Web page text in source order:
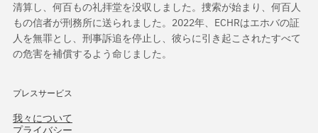
清算し、何百もの礼拝堂を没収しました。捜索が始まり、何百人
もの信者が刑務所に送られました。2022年、ECHRはエホバの証
人を無罪とし、刑事訴追を停止し、彼らに引き起こされたすべて
の危害を補償するよう命じました。
プレスサービス
我々について
プライバシー